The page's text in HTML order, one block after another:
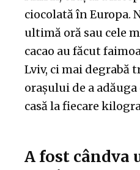
ciocolată în Europa.
ultimă oră sau cele
cacao au făcut
Lviv, ci mai degrabă
orașului de a
casă la fiecare
A fost cândva